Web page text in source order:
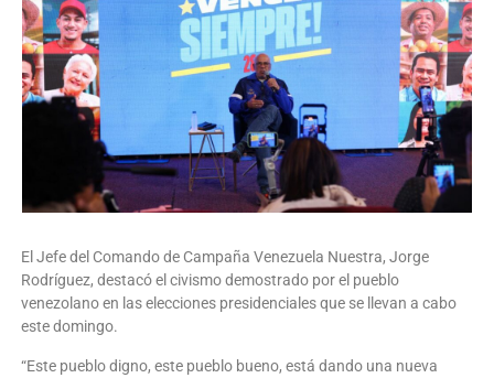
El Jefe del Comando de Campaña Venezuela Nuestra, Jorge
Rodríguez, destacó el civismo demostrado por el pueblo
venezolano en las elecciones presidenciales que se llevan a cabo
este domingo.
“Este pueblo digno, este pueblo bueno, está dando una nueva